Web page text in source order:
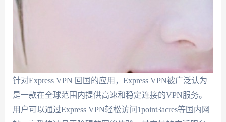
针对Express VPN 回国的应用，Express VPN被广泛认为
是一款在全球范围内提供高速和稳定连接的VPN服务。
用户可以通过Express VPN轻松访问1point3acres等国内网